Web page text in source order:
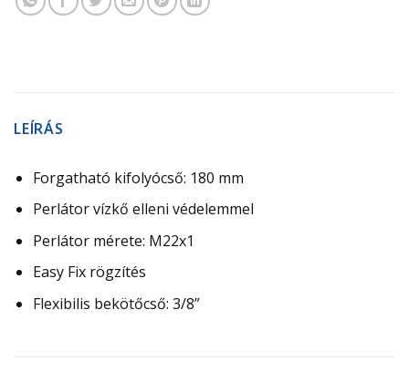
LEÍRÁS
Forgatható kifolyócső: 180 mm
Perlátor vízkő elleni védelemmel
Perlátor mérete: M22x1
Easy Fix rögzítés
Flexibilis bekötőcső: 3/8”